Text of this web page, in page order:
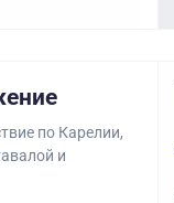
по Карелии,
и